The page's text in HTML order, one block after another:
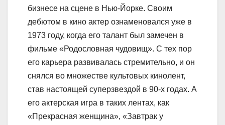
бизнесе на сцене в Нью-Йорке. Своим
дебютом в кино актер ознаменовался уже в
1973 году, когда его талант был замечен в
фильме «Родословная чудовищ». С тех пор
его карьера развивалась стремительно, и он
снялся во множестве культовых кинолент,
став настоящей суперзвездой в 90-х годах. А
его актерская игра в таких лентах, как
«Прекрасная женщина», «Завтрак у